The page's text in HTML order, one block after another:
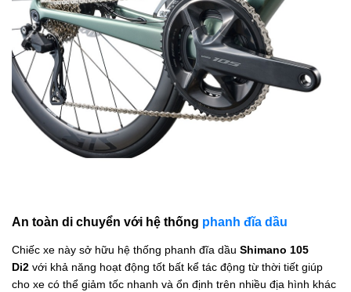
An toàn di chuyển với hệ thống phanh đĩa dầu
Chiếc xe này sở hữu hệ thống phanh đĩa dầu Shimano 105
Di2 với khả năng hoạt động tốt bất kể tác động từ thời tiết giúp
cho xe có thể giảm tốc nhanh và ổn định trên nhiều địa hình khác